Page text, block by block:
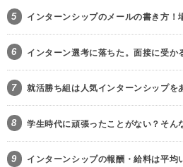
5 インターンシップのメールの書き方！
6 インターン選考に落ちた。面接に受か
7 就活勝ち組は人気インターンシップを
8 学生時代に頑張ったことがない？そん
9 インターンシップの報酬・給料は平均